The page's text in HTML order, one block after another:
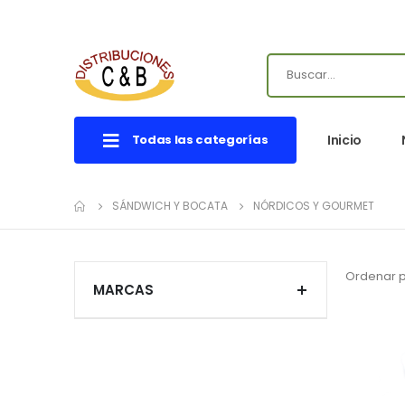
Todas las categorías Inicio
SÁNDWICH Y BOCATA NÓRDICOS Y GOURMET
Ordenar
MARCAS